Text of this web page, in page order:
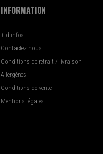
INFORMATION
+ d'infos
Contactez nous
Conditions de retrait / livraison
Allergènes
Conditions de vente
Mentions légales